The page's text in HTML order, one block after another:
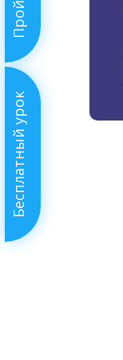
Бесплатный урок